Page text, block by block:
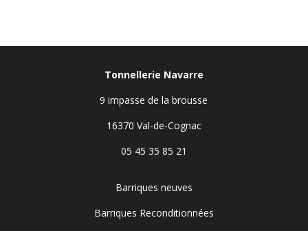
Tonnellerie Navarre
9 impasse de la brousse
16370 Val-de-Cognac
05 45 35 85 21
Barriques neuves
Barriques Reconditionnées